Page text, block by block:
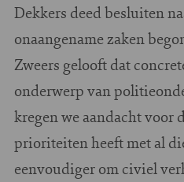
Dekkers deed besluiten
onaangename zaken
Zweers gelooft dat
onderwerp van
kregen we aandacht voor
prioriteiten heeft met al
eenvoudiger om civiel